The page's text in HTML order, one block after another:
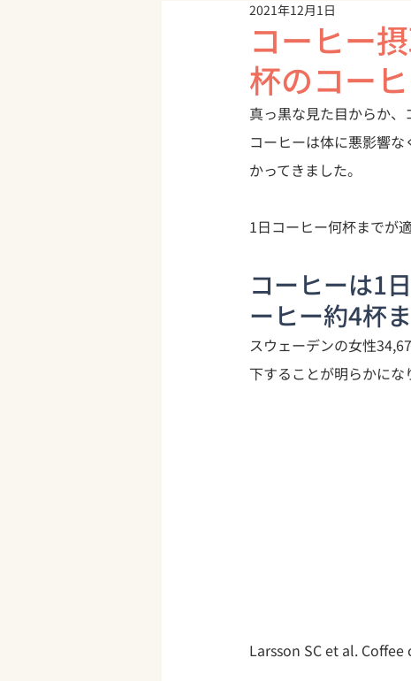
コーヒー
杯のコー
2021年12月1日
真っ黒な見た目からか、
コーヒーは体に悪影響
かってきました。
1日コーヒー何杯までが
コーヒーは1
ーヒー約4杯
スウェーデンの女性
下することが明らかにな
Larsson SC et al.